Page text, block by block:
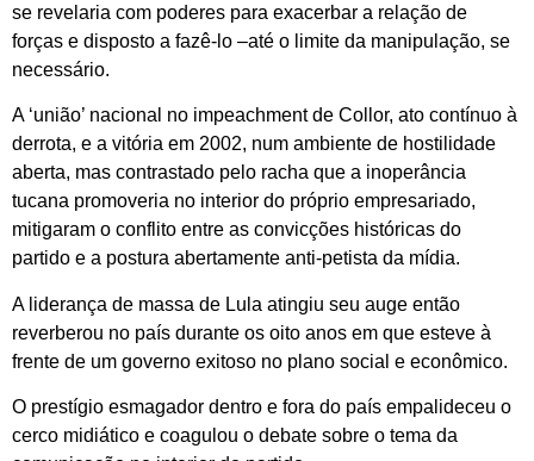
se revelaria com poderes para exacerbar a relação de
forças e disposto a fazê-lo –até o limite da manipulação, se
necessário.
A ‘união’ nacional no impeachment de Collor, ato contínuo à
derrota, e a vitória em 2002, num ambiente de hostilidade
aberta, mas contrastado pelo racha que a inoperância
tucana promoveria no interior do próprio empresariado,
mitigaram o conflito entre as convicções históricas do
partido e a postura abertamente anti-petista da mídia.
A liderança de massa de Lula atingiu seu auge então
reverberou no país durante os oito anos em que esteve à
frente de um governo exitoso no plano social e econômico.
O prestígio esmagador dentro e fora do país empalideceu o
cerco midiático e coagulou o debate sobre o tema da